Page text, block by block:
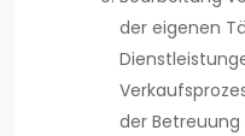
der eigenen
der